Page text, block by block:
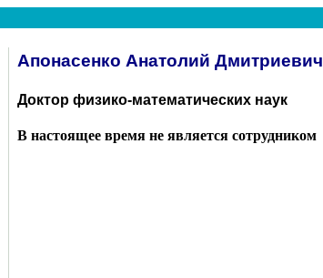
Апонасенко Анатолий Дмитриевич
Доктор физико-математических наук
В настоящее время не является сотрудником